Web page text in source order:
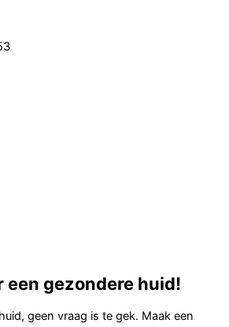
een gezondere huid!
geen vraag is te gek. Maak een